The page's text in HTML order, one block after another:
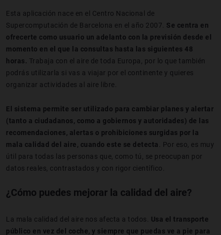
Esta aplicación nace en el Centro Nacional de
Supercomputación de Barcelona en el año 2007. Se centra en
ofrecerte como usuario un adelanto con la previsión desde el
momento en el que la consultas hasta las siguientes 48
horas. Trabaja con el aire de toda Europa, por lo que también
podrás utilizarla si vas a viajar por el continente y quieres
organizar actividades al aire libre.
El sistema permite ser utilizado para cambiar planes y alertar
(tanto a ciudadanos, como a gobiernos y autoridades) de las
recomendaciones, alertas o prohibiciones surgidas por la
mala calidad del aire, cuando este se detecta . Por eso, es muy
útil para todas las personas que, como tú, se preocupan por
datos reales, contrastados y con rigor científico.
¿Cómo puedes mejorar la calidad del aire?
La mala calidad del aire nos afecta a todos. Usa el transporte
público en vez del coche, y siempre que puedas ve a pie para